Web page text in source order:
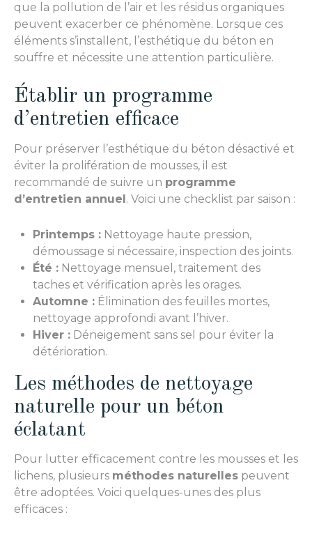
que la pollution de l’air et les résidus organiques
peuvent exacerber ce phénomène. Lorsque ces
éléments s’installent, l’esthétique du béton en
souffre et nécessite une attention particulière.
Établir un programme
d’entretien efficace
Pour préserver l’esthétique du béton désactivé et
éviter la prolifération de mousses, il est
recommandé de suivre un programme
d’entretien annuel. Voici une checklist par saison :
Printemps : Nettoyage haute pression,
démoussage si nécessaire, inspection des joints.
Été : Nettoyage mensuel, traitement des
taches et vérification après les orages.
Automne : Élimination des feuilles mortes,
nettoyage approfondi avant l’hiver.
Hiver : Déneigement sans sel pour éviter la
détérioration.
Les méthodes de nettoyage
naturelle pour un béton
éclatant
Pour lutter efficacement contre les mousses et les
lichens, plusieurs méthodes naturelles peuvent
être adoptées. Voici quelques-unes des plus
efficaces :